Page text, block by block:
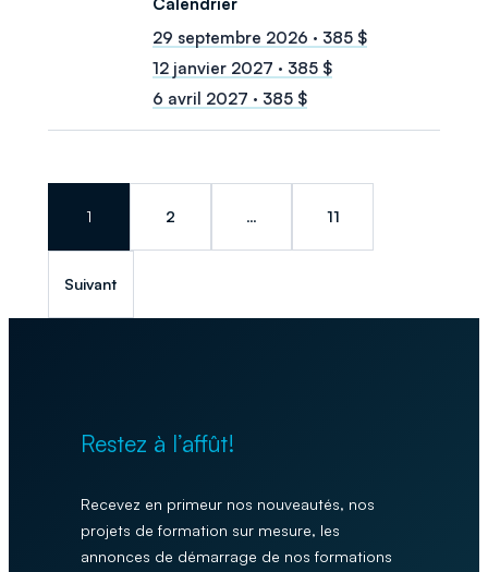
29 septembre 2026 · 385 $
12 janvier 2027 · 385 $
6 avril 2027 · 385 $
1 2 … 11
Suivant
Restez à l’affût!
Recevez en primeur nos nouveautés, nos
projets de formation sur mesure, les
annonces de démarrage de nos formations